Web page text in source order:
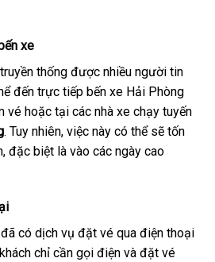
xe
thống được nhiều người tin
đến trực tiếp bến xe Hải Phòng
vé hoặc tại các nhà xe chạy tuyến
. Tuy nhiên, việc này có thể sẽ tốn
đặc biệt là vào các ngày cao
đã có dịch vụ đặt vé qua điện thoại
chỉ cần gọi điện và đặt vé